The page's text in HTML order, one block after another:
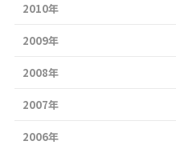
2010年
2009年
2008年
2007年
2006年